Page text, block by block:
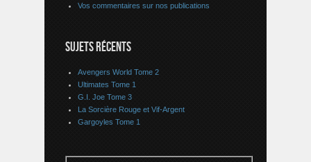
Vos commentaires sur nos publications
SUJETS RÉCENTS
Avengers World Tome 2
Ultimates Tome 1
G.I. Joe Tome 3
La Sorcière Rouge et Vif-Argent
Gargoyles Tome 1